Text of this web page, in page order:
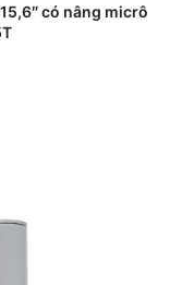
có nâng micrô